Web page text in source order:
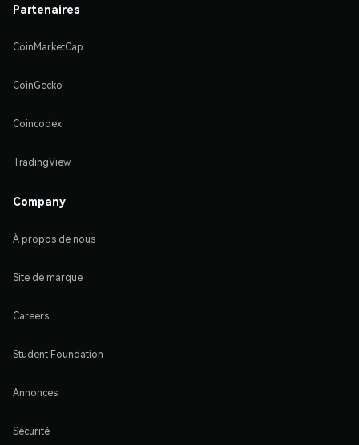
Partenaires
CoinMarketCap
CoinGecko
Coincodex
TradingView
Company
À propos de nous
Site de marque
Careers
Student Foundation
Annonces
Sécurité